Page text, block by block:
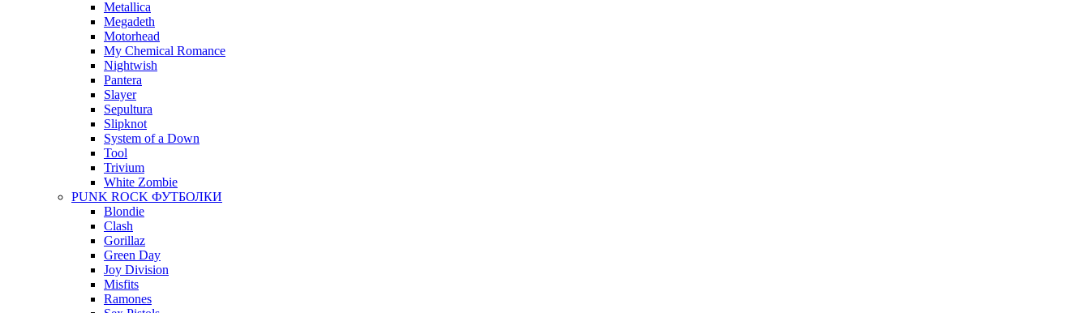
Metallica
Megadeth
Motorhead
My Chemical Romance
Nightwish
Pantera
Slayer
Sepultura
Slipknot
System of a Down
Tool
Trivium
White Zombie
PUNK ROCK ФУТБОЛКИ
Blondie
Clash
Gorillaz
Green Day
Joy Division
Misfits
Ramones